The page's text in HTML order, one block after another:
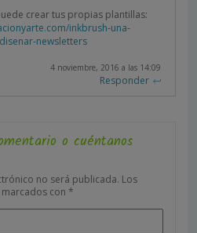
4 noviembre, 2016 a las 14:09
crear tus propias plantillas:
inkbrush-una-
newsletters
Responder
o cuéntanos
no será publicada. Los
con *